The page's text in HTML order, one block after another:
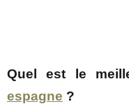
Quel est le
espagne ?